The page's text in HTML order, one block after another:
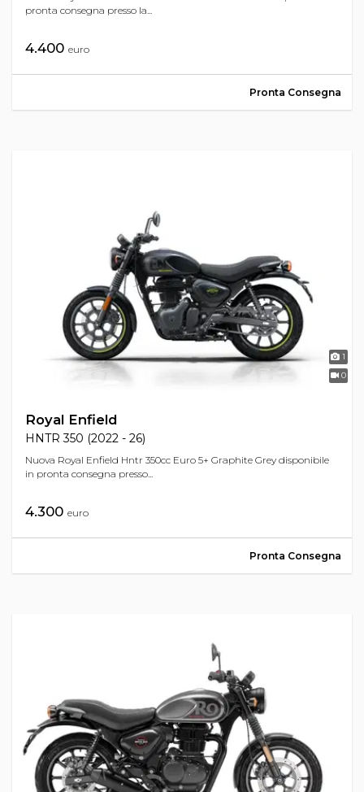
pronta consegna presso la...
4.400 euro
Pronta Consegna
1
0
Royal Enfield
HNTR 350 (2022 - 26)
Nuova Royal Enfield Hntr 350cc Euro 5+ Graphite Grey disponibile
in pronta consegna presso...
4.300 euro
Pronta Consegna